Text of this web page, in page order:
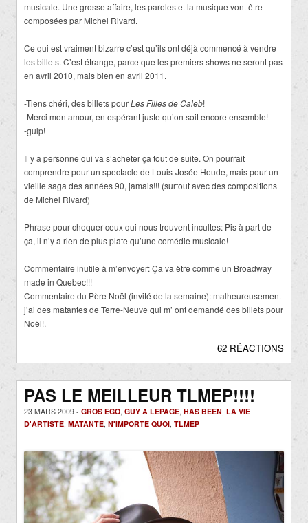
musicale. Une grosse affaire, les paroles et la musique vont être
composées par Michel Rivard.
Ce qui est vraiment bizarre c’est qu’ils ont déjà commencé à vendre
les billets. C’est étrange, parce que les premiers shows ne seront pas
en avril 2010, mais bien en avril 2011.
-Tiens chéri, des billets pourLes Filles de Caleb!
-Merci mon amour, en espérant juste qu’on soit encore ensemble!
-gulp!
Il y a personne qui va s’acheter ça tout de suite. On pourrait
comprendre pour un spectacle de Louis-Josée Houde, mais pour un
vieille saga des années 90, jamais!!! (surtout avec des compositions
de Michel Rivard)
Phrase pour choquer ceux qui nous trouvent incultes: Pis à part de
ça, il n’y a rien de plus plate qu’une comédie musicale!
Commentaire inutile à m’envoyer: Ça va être comme un Broadway
made in Quebec!!!
Commentaire du Père Noël (invité de la semaine): malheureusement
j’ai des matantes de Terre-Neuve qui m’ ont demandé des billets pour
Noël!.
62 RÉACTIONS
PAS LE MEILLEUR TLMEP!!!!
23 MARS 2009 - GROS EGO, GUY A LEPAGE, HAS BEEN, LA VIE
D'ARTISTE, MATANTE, N'IMPORTE QUOI, TLMEP